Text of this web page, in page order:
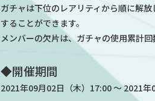
ガチャは下位のレアリティから順に解
することができます。
メンバーの欠片は、ガチャの使用累計
◆開催期間
2021年09月02日（木）17:00 ～ 2021